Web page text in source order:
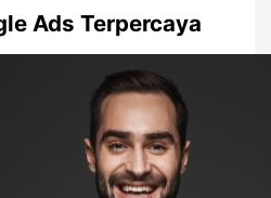
Ads Terpercaya